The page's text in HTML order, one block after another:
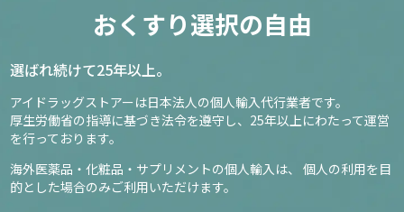
おくすり選択の自由
選ばれ続けて25年以上。
アイドラッグストアーは日本法人の個人輸入代行業者です。
厚生労働省の指導に基づき法令を遵守し、 25年以上にわたって運営
を行っております。
海外医薬品・化粧品・サプリメントの個人輸入は、
個人の利用を目
的とした場合のみご利用いただけます。